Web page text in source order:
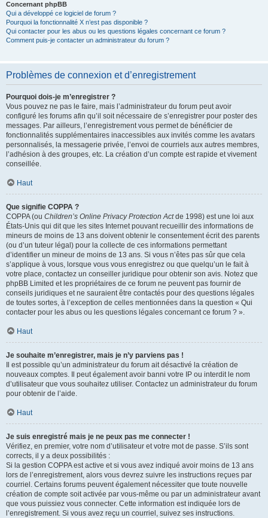
Concernant phpBB
Qui a développé ce logiciel de forum ?
Pourquoi la fonctionnalité X n’est pas disponible ?
Qui contacter pour les abus ou les questions légales concernant ce forum ?
Comment puis-je contacter un administrateur du forum ?
Problèmes de connexion et d’enregistrement
Pourquoi dois-je m’enregistrer ?
Vous pouvez ne pas le faire, mais l’administrateur du forum peut avoir
configuré les forums afin qu’il soit nécessaire de s’enregistrer pour poster des
messages. Par ailleurs, l’enregistrement vous permet de bénéficier de
fonctionnalités supplémentaires inaccessibles aux invités comme les avatars
personnalisés, la messagerie privée, l’envoi de courriels aux autres membres,
l’adhésion à des groupes, etc. La création d’un compte est rapide et vivement
conseillée.
Haut
Que signifie COPPA ?
COPPA (ou Children’s Online Privacy Protection Actde 1998) est une loi aux
États-Unis qui dit que les sites Internet pouvant recueillir des informations de
mineurs de moins de 13 ans doivent obtenir le consentement écrit des parents
(ou d’un tuteur légal) pour la collecte de ces informations permettant
d’identifier un mineur de moins de 13 ans. Si vous n’êtes pas sûr que cela
s’applique à vous, lorsque vous vous enregistrez ou que quelqu’un le fait à
votre place, contactez un conseiller juridique pour obtenir son avis. Notez que
phpBB Limited et les propriétaires de ce forum ne peuvent pas fournir de
conseils juridiques et ne sauraient être contactés pour des questions légales
de toutes sortes, à l’exception de celles mentionnées dans la question « Qui
contacter pour les abus ou les questions légales concernant ce forum ? ».
Haut
Je souhaite m’enregistrer, mais je n’y parviens pas !
Il est possible qu’un administrateur du forum ait désactivé la création de
nouveaux comptes. Il peut également avoir banni votre IP ou interdit le nom
d’utilisateur que vous souhaitez utiliser. Contactez un administrateur du forum
pour obtenir de l’aide.
Haut
Je suis enregistré mais je ne peux pas me connecter !
Vérifiez, en premier, votre nom d’utilisateur et votre mot de passe. S’ils sont
corrects, il y a deux possibilités :
Si la gestion COPPA est active et si vous avez indiqué avoir moins de 13 ans
lors de l’enregistrement, alors vous devrez suivre les instructions reçues par
courriel. Certains forums peuvent également nécessiter que toute nouvelle
création de compte soit activée par vous-même ou par un administrateur avant
que vous puissiez vous connecter. Cette information est indiquée lors de
l’enregistrement. Si vous avez reçu un courriel, suivez ses instructions.